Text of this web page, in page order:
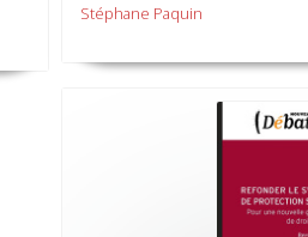
Stéphane Paquin